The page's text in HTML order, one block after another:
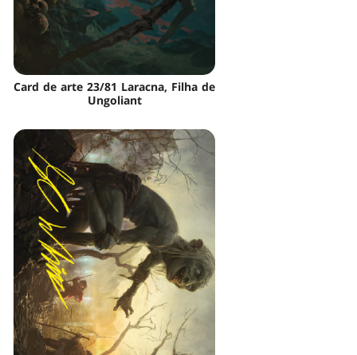
Card de arte 23/81 Laracna, Filha de
Ungoliant